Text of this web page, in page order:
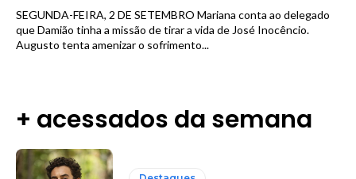
SEGUNDA-FEIRA, 2 DE SETEMBRO Mariana conta ao delegado
que Damião tinha a missão de tirar a vida de José Inocêncio.
Augusto tenta amenizar o sofrimento...
+ acessados da semana